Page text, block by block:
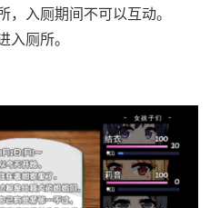
入厕期间不可以互动。
入厕所。